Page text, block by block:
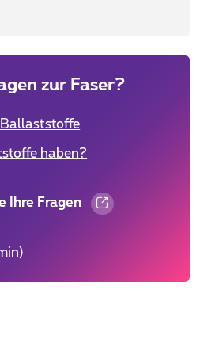
zur Faser?
Ballaststoffe
haben?
Ihre Fragen